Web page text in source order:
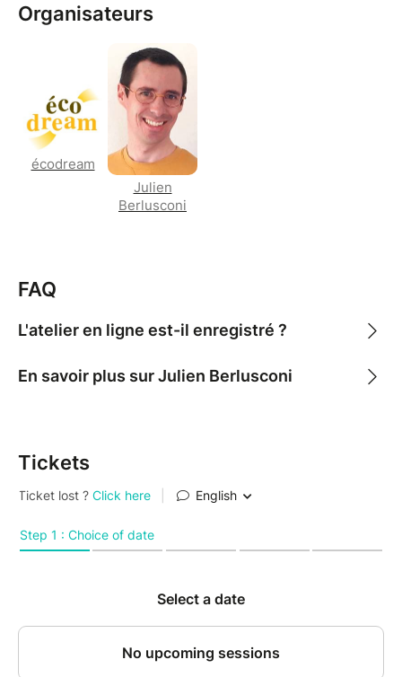
Organisateurs
écodream
Julien
Berlusconi
FAQ
L'atelier en ligne est-il enregistré ?
En savoir plus sur Julien Berlusconi
Tickets